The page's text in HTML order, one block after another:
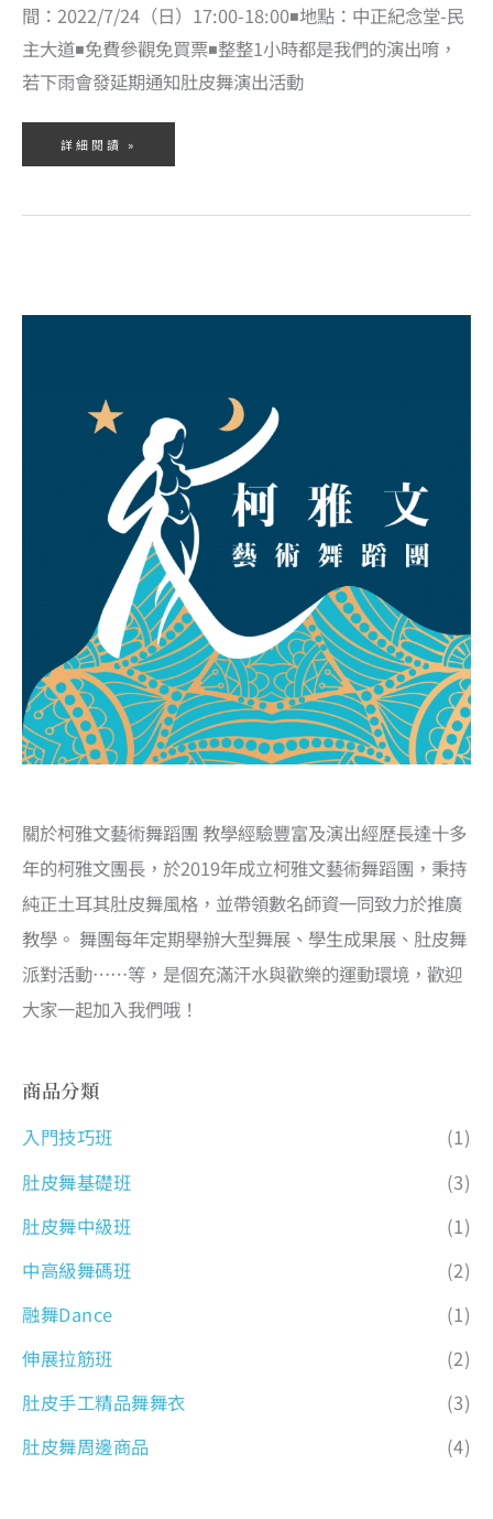
間：2022/7/24（日）17:00-18:00◾地點：中正紀念堂-民
主大道◾免費參觀免買票◾整整1小時都是我們的演出唷，
若下雨會發延期通知肚皮舞演出活動
詳細閱讀 »
關於柯雅文藝術舞蹈團 教學經驗豐富及演出經歷長達十多
年的柯雅文團長，於2019年成立柯雅文藝術舞蹈團，秉持
純正土耳其肚皮舞風格，並帶領數名師資一同致力於推廣
教學。 舞團每年定期舉辦大型舞展、學生成果展、肚皮舞
派對活動……等，是個充滿汗水與歡樂的運動環境，歡迎
大家一起加入我們哦！
商品分類
入門技巧班
(1)
肚皮舞基礎班
(3)
肚皮舞中級班
(1)
中高級舞碼班
(2)
融舞Dance
(1)
伸展拉筋班
(2)
肚皮手工精品舞舞衣
(3)
肚皮舞周邊商品
(4)